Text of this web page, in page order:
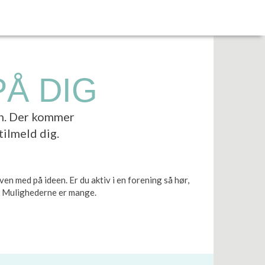
DIG
Der kommer
dig.
med på ideen. Er du aktiv i en forening så hør,
er mange.